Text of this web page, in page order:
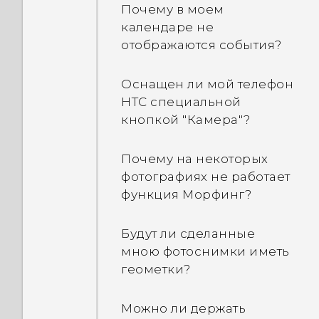
цветом?
управления устройством?
Мой телефон абсолютно
меньше общей емкости.
Почему?
открытии файла,
между клавиатурой HTC
Sense и сторонними
способами ввода?
Как работает виджет HTC
Sense Home?
предлагаемые
приложения в виджете
"HTC Sense Home"?
приходилось
пользоваться этими
видами приложений.
Можно ли удалить
Почему в моем
календаре не
отображаются события?
Оснащен ли мой телефон
HTC специальной
кнопкой "Камера"?
Почему на некоторых
фотографиях не работает
функция Морфинг?
Будут ли сделанные
мною фотоснимки иметь
геометки?
Можно ли держать